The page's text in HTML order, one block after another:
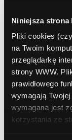
Niniejsza
Pliki cookies
na Twoim
przeglądarkę
strony WWW.
prawidłowego
wymagają
wymagana jest
korzystania ze
Bilans i
lat.
Wyciągi
operacje